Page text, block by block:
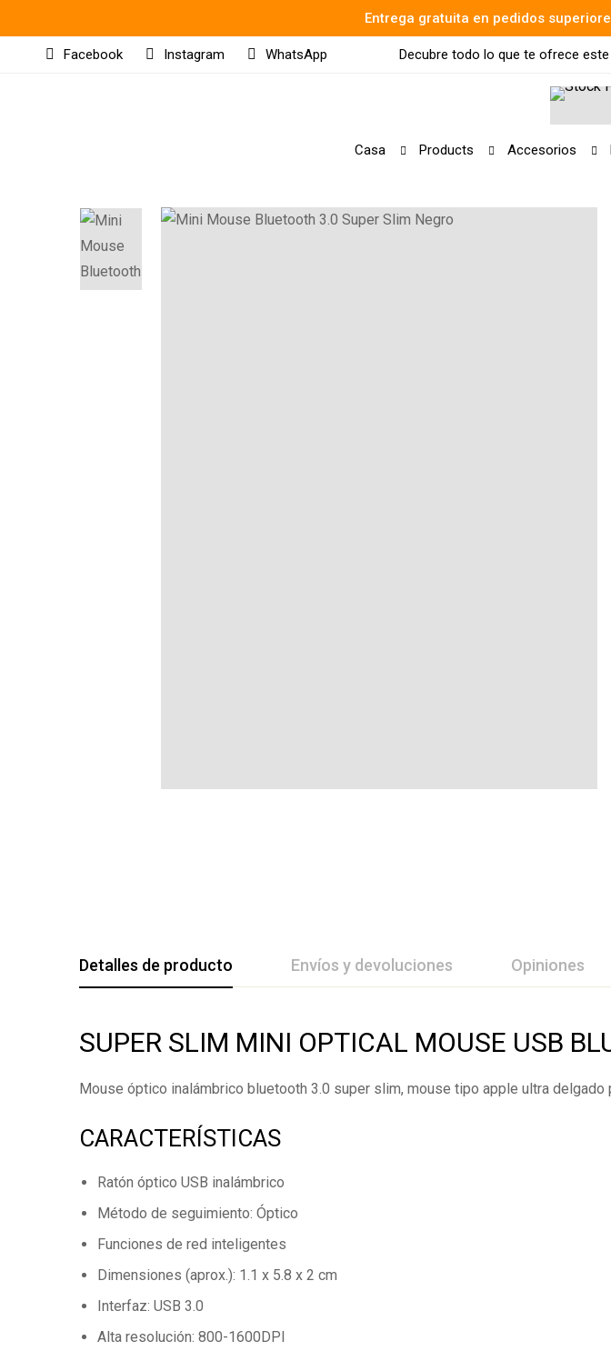
Entrega gratuita en pedidos
Facebook Instagram WhatsApp Decubre todo lo que te ofrece
Casa Products Accesorios
Detalles de producto Envíos y devoluciones Opiniones
SUPER SLIM MINI OPTICAL MOUSE USB
Mouse óptico inalámbrico bluetooth 3.0 super slim, mouse tipo apple ultra delgado
CARACTERÍSTICAS
Ratón óptico USB inalámbrico
Método de seguimiento: Óptico
Funciones de red inteligentes
Dimensiones (aprox.): 1.1 x 5.8 x 2 cm
Interfaz: USB 3.0
Alta resolución: 800-1600DPI
De La Calificación Y Revisión De
Base en 0 Comentarios
Todavía no hay comentarios.